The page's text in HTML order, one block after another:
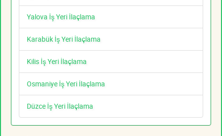
Yalova İş Yeri İlaçlama
Karabük İş Yeri İlaçlama
Kilis İş Yeri İlaçlama
Osmaniye İş Yeri İlaçlama
Düzce İş Yeri İlaçlama